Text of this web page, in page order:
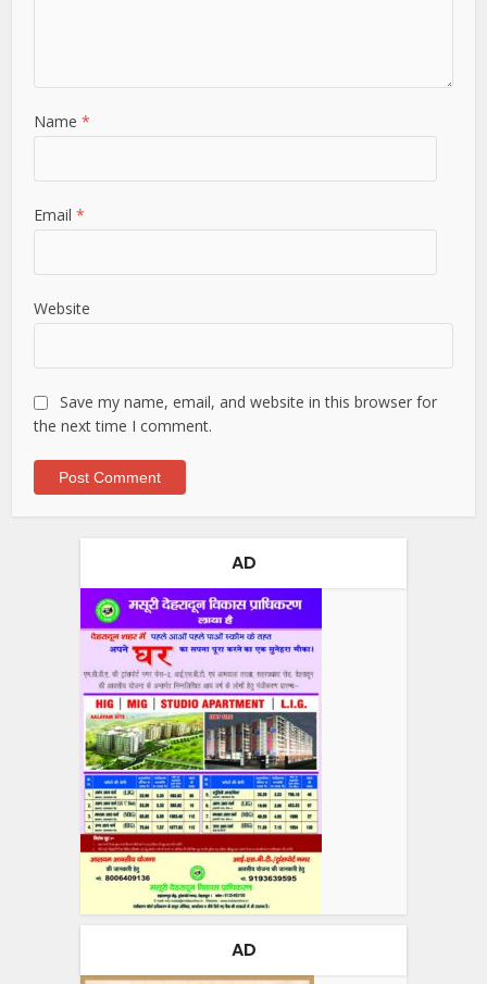
Name*
Email*
Website
Save my name, email, and website in this browser for
the next time I comment.
AD
AD